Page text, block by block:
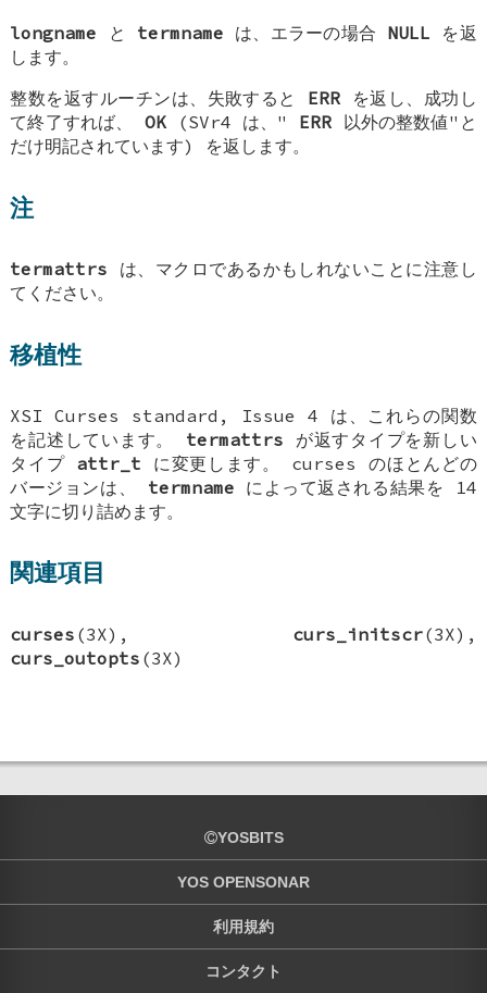
longname と termname は、エラーの場合 NULL を返
します。
整数を返すルーチンは、失敗すると ERR を返し、成功し
て終了すれば、 OK(SVr4 は、" ERR 以外の整数値"と
だけ明記されています) を返します。
注
termattrs は、マクロであるかもしれないことに注意し
てください。
移植性
XSI Curses standard, Issue 4 は、これらの関数
を記述しています。 termattrs が返すタイプを新しい
タイプ attr_t に変更します。 curses のほとんどの
バージョンは、 termname によって返される結果を 14
文字に切り詰めます。
関連項目
curses (3X), curs_initscr(3X),
curs_outopts (3X)
YOSBITS
YOS OPENSONAR
利用規約
コンタクト